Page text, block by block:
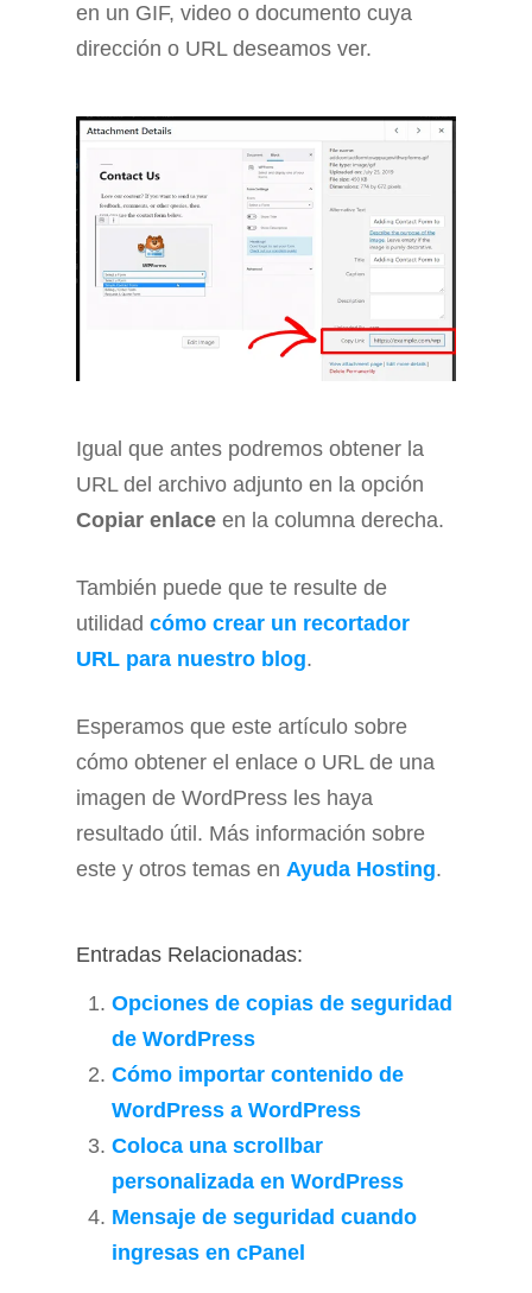
en un GIF, video o documento cuya
dirección o URL deseamos ver.
Igual que antes podremos obtener la
URL del archivo adjunto en la opción
Copiar enlace en la columna derecha.
También puede que te resulte de
utilidad cómo crear un recortador
URL para nuestro blog.
Esperamos que este artículo sobre
cómo obtener el enlace o URL de una
imagen de WordPress les haya
resultado útil. Más información sobre
este y otros temas en Ayuda Hosting.
Entradas Relacionadas:
Opciones de copias de seguridad
de WordPress
Cómo importar contenido de
WordPress a WordPress
Coloca una scrollbar
personalizada en WordPress
Mensaje de seguridad cuando
ingresas en cPanel